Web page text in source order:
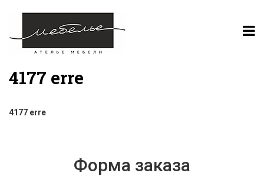
4177 erre
4177 erre
Форма заказа